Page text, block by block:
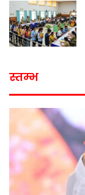
स्तम्भ